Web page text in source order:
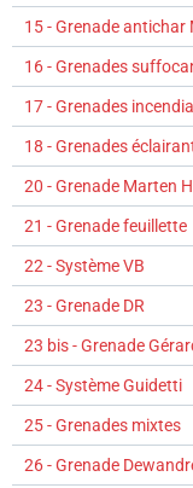
15 - Grenade antichar
16 - Grenades
17 - Grenades
18 - Grenades
20 - Grenade Marten
21 - Grenade feuillette
22 - Système VB
23 - Grenade DR
23 bis - Grenade
24 - Système Guidetti
25 - Grenades mixtes
26 - Grenade